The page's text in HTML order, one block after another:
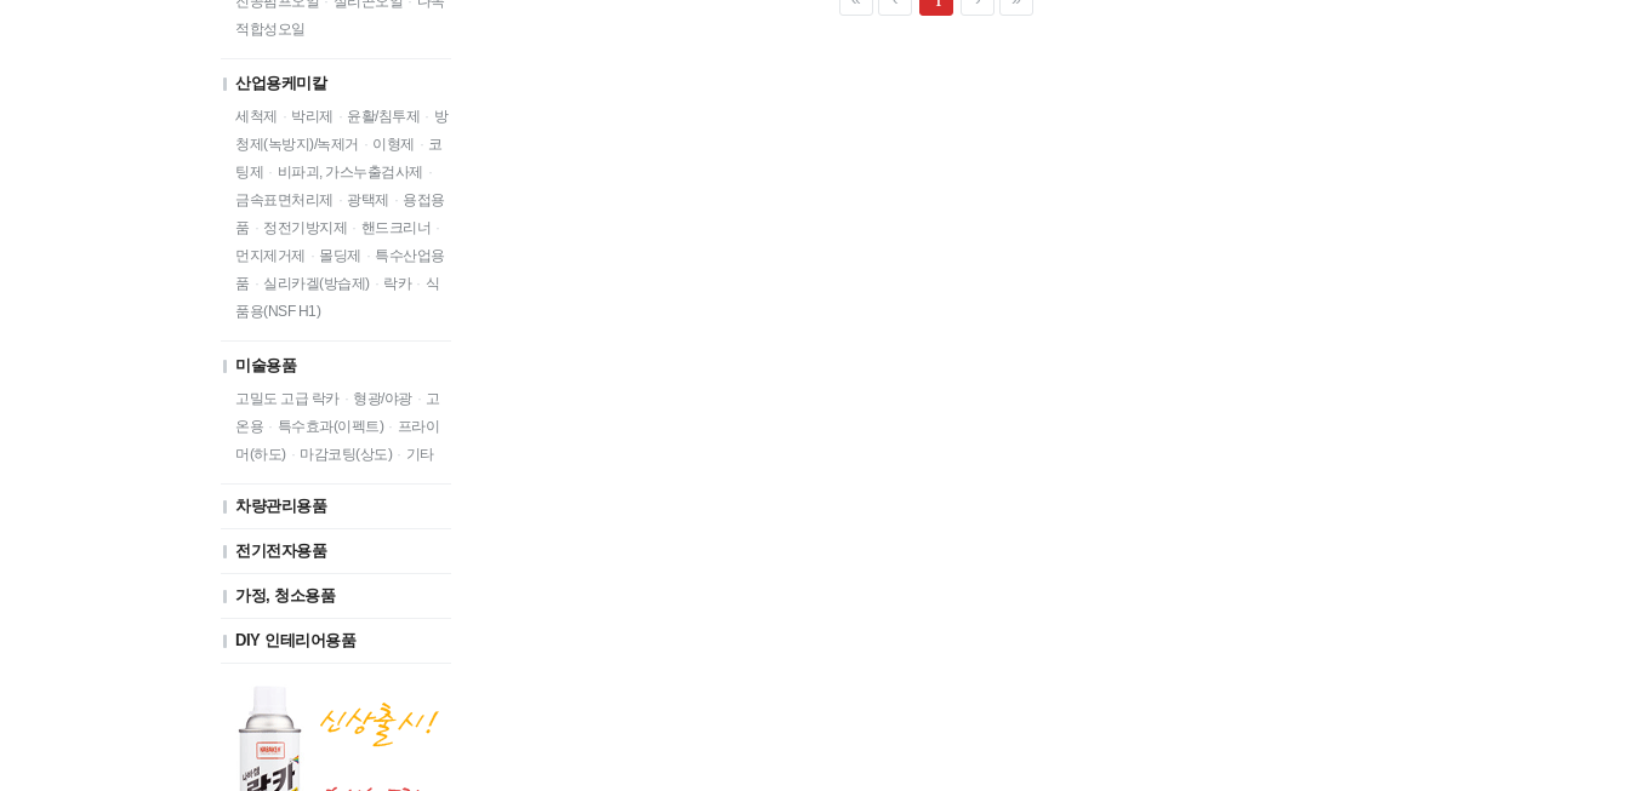
적합성오일
산업용케미칼
세척제 · 박리제 · 윤활/침투제 · 방
청제(녹방지)/녹제거 · 이형제 · 코
팅제 · 비파괴, 가스누출검사제
·
금속표면처리제
· 광택제 · 용접용
품 · 정전기방지제 · 핸드크리너 ·
먼지제거제
· 몰딩제 · 특수산업용
품 · 실리카겔(방습제) · 락카 · 식
품용(NSF H1)
미술용품
고밀도 고급 락카 · 형광/야광 · 고
온용 · 특수효과(이펙트) · 프라이
머(하도) · 마감코팅(상도) · 기타
차량관리용품
전기전자용품
가정, 청소용품
DIY 인테리어용품